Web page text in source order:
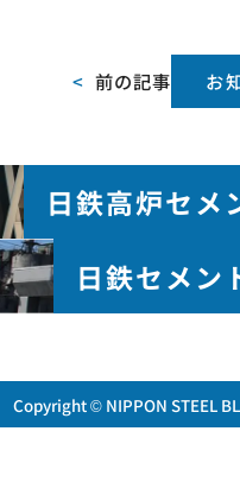
< 前の記事 お
日鉄高炉セメ
日鉄セメン
Copyright © NIPPON STEEL